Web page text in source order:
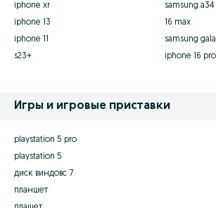
iphone xr
iphone 13
iphone 11
s23+
samsung a34
16 max
samsung
iphone 16
Игры и игровые приставки
playstation 5 pro
playstation 5
диск виндовс 7
планшет